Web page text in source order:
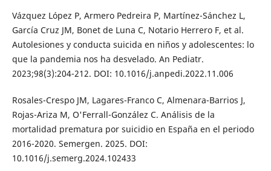
Vázquez López P, Armero Pedreira P, Martínez-Sánchez L,
García Cruz JM, Bonet de Luna C, Notario Herrero F, et al.
Autolesiones y conducta suicida en niños y adolescentes: lo
que la pandemia nos ha desvelado. An Pediatr.
2023;98(3):204-212. DOI: 10.1016/j.anpedi.2022.11.006
Rosales-Crespo JM, Lagares-Franco C, Almenara-Barrios J,
Rojas-Ariza M, O'Ferrall-González C. Análisis de la
mortalidad prematura por suicidio en España en el periodo
2016-2020. Semergen. 2025. DOI:
10.1016/j.semerg.2024.102433